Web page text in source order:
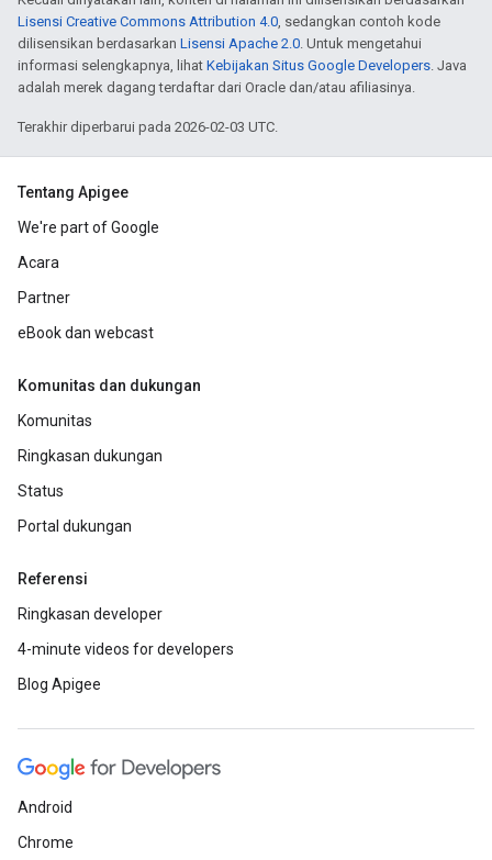
Lisensi Creative Commons Attribution 4.0, sedangkan contoh kode
dilisensikan berdasarkan Lisensi Apache 2.0. Untuk mengetahui
informasi selengkapnya, lihat Kebijakan Situs Google Developers. Java
adalah merek dagang terdaftar dari Oracle dan/atau afiliasinya.
Terakhir diperbarui pada 2026-02-03 UTC.
Tentang Apigee
We're part of Google
Acara
Partner
eBook dan webcast
Komunitas dan dukungan
Komunitas
Ringkasan dukungan
Status
Portal dukungan
Referensi
Ringkasan developer
4-minute videos for developers
Blog Apigee
Android
Chrome